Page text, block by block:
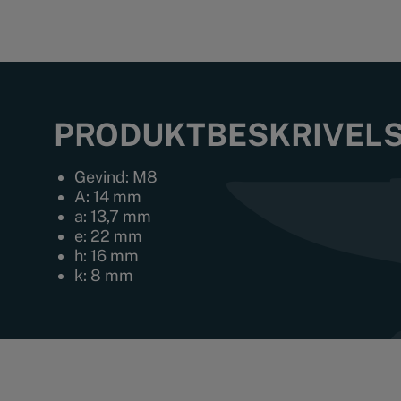
Gevind: M8
A: 14 mm
a: 13,7 mm
e: 22 mm
h: 16 mm
k: 8 mm